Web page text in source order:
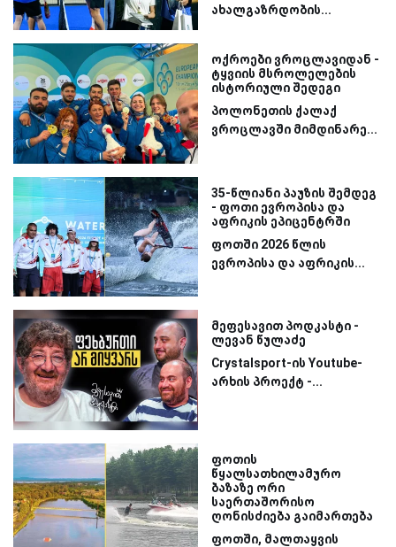
ახალგაზრდობის...
ოქროები ვროცლავიდან -
ტყვიის მსროლელების
ისტორიული შედეგი
პოლონეთის ქალაქ
ვროცლავში მიმდინარე...
35-წლიანი პაუზის შემდეგ
- ფოთი ევროპისა და
აფრიკის ეპიცენტრში
ფოთში 2026 წლის
ევროპისა და აფრიკის...
მეფესავით პოდკასტი -
ლევან წულაძე
Crystalsport-ის Youtube-
არხის პროექტ -...
ფოთის
წყალსათხილამურო
ბაზაზე ორი
საერთაშორისო
ღონისძიება გაიმართება
ფოთში, მალთაყვის